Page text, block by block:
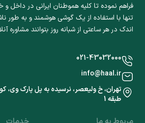
فراهم نموده تا کلیه هموطنان ایرانی در داخل و
تنها با استفاده از یک گوشی هوشمند و به طور
اندک در هر ساعتی از شبانه روز بتوانند مشاوره
021-43032000
info@haal.ir
طبقه 1